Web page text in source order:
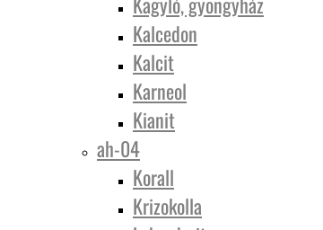
Kalcedon
Kalcit
Karneol
Kianit
ah-04
Korall
Krizokolla